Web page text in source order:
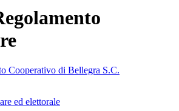
Cooperativo di Bellegra S.C.
ed elettorale